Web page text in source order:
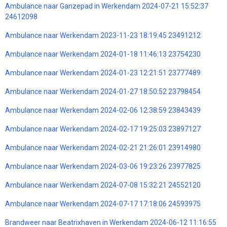
Ambulance naar Ganzepad in Werkendam 2024-07-21 15:52:37
24612098
Ambulance naar Werkendam 2023-11-23 18:19:45 23491212
Ambulance naar Werkendam 2024-01-18 11:46:13 23754230
Ambulance naar Werkendam 2024-01-23 12:21:51 23777489
Ambulance naar Werkendam 2024-01-27 18:50:52 23798454
Ambulance naar Werkendam 2024-02-06 12:38:59 23843439
Ambulance naar Werkendam 2024-02-17 19:25:03 23897127
Ambulance naar Werkendam 2024-02-21 21:26:01 23914980
Ambulance naar Werkendam 2024-03-06 19:23:26 23977825
Ambulance naar Werkendam 2024-07-08 15:32:21 24552120
Ambulance naar Werkendam 2024-07-17 17:18:06 24593975
Brandweer naar Beatrixhaven in Werkendam 2024-06-12 11:16:55